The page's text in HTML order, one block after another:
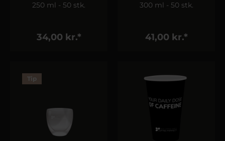
250 ml - 50 stk.
34,00 kr.*
300 ml - 50 stk.
41,00 kr.*
Tip